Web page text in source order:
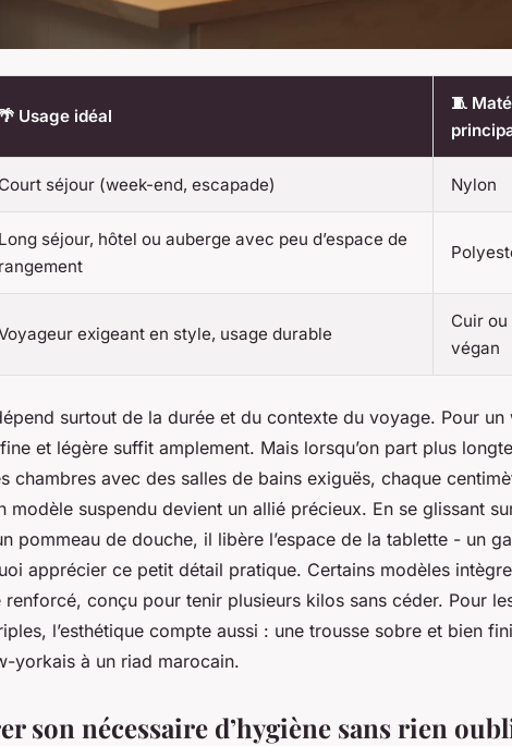
🌴 Usage idéal
🧵
Court séjour (week-end, escapade) Nylon
Long séjour, hôtel ou auberge avec peu d’espace de
rangement
exigeant en style, usage durable
Cuir
végan
surtout de la durée et du contexte du voyage. Pour un
et légère suffit amplement. Mais lorsqu’on part plus
chambres avec des salles de bains exiguës, chaque
modèle suspendu devient un allié précieux. En se glissant
pommeau de douche, il libère l’espace de la tablette - un
apprécier ce petit détail pratique. Certains modèles
conçu pour tenir plusieurs kilos sans céder. Pour
l’esthétique compte aussi : une trousse sobre et bien
yorkais à un riad marocain.
son nécessaire d’hygiène sans rien